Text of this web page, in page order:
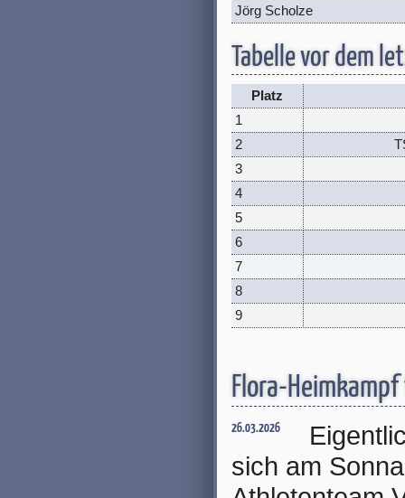
Jörg Scholze
Tabelle vor dem
Platz
1
2
3
4
5
6
7
8
9
Flora-
26.03.2026
sich am